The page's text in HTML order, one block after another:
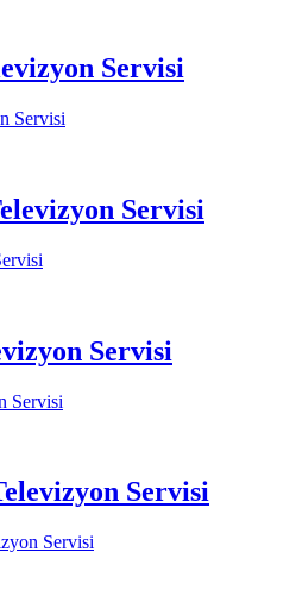
Servisi
Servisi
Servisi
Servisi